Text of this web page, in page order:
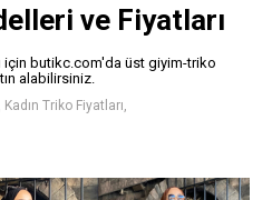
ve Fiyatları
için butikc.com'da üst giyim-triko
alabilirsiniz.
Triko Fiyatları,